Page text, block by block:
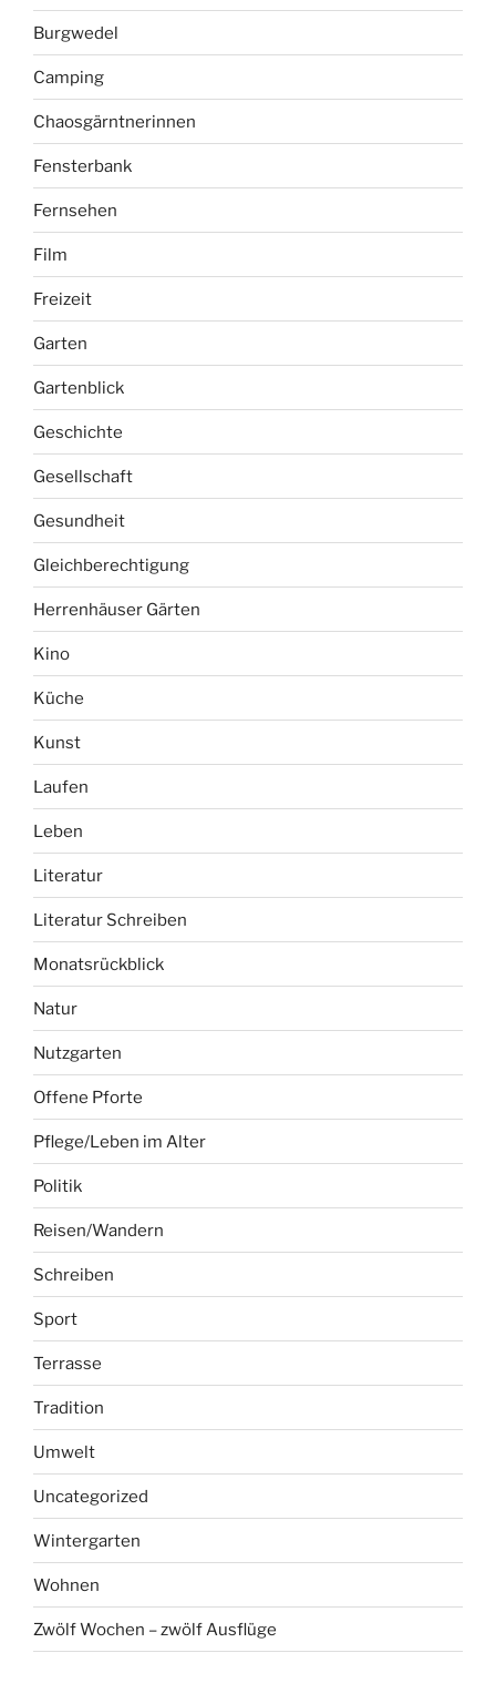
Burgwedel
Camping
Chaosgärntnerinnen
Fensterbank
Fernsehen
Film
Freizeit
Garten
Gartenblick
Geschichte
Gesellschaft
Gesundheit
Gleichberechtigung
Herrenhäuser Gärten
Kino
Küche
Kunst
Laufen
Leben
Literatur
Literatur Schreiben
Monatsrückblick
Natur
Nutzgarten
Offene Pforte
Pflege/Leben im Alter
Politik
Reisen/Wandern
Schreiben
Sport
Terrasse
Tradition
Umwelt
Uncategorized
Wintergarten
Wohnen
Zwölf Wochen – zwölf Ausflüge